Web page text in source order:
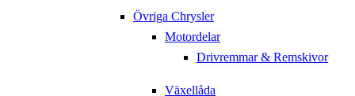
Övriga Chrysler
Motordelar
Drivremmar & Remskivor
Växellåda